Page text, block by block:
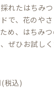
れたはちみつ
で、花のや
め、はちみつ
ぜひお試しく
税込)